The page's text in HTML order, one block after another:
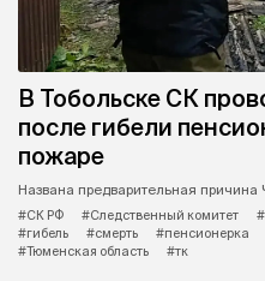
В Тобольске СК
после гибели
пожаре
Названа предварительная причина
#СК РФ
#Следственный комитет
#гибель
#смерть #пенсионерка
#Тюменская область
#тк